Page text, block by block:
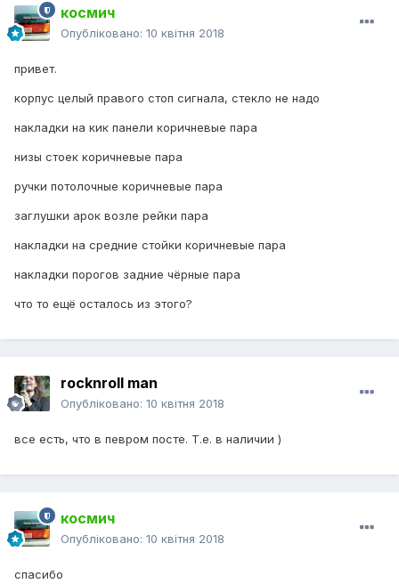
космич
Опубліковано: 10 квітня 2018
привет.
корпус целый правого стоп сигнала, стекло не надо
накладки на кик панели коричневые пара
низы стоек коричневые пара
ручки потолочные коричневые пара
заглушки арок возле рейки пара
накладки на средние стойки коричневые пара
накладки порогов задние чёрные пара
что то ещё осталось из этого?
rocknroll man
Опубліковано: 10 квітня 2018
все есть, что в певром посте. Т.е. в наличии )
космич
Опубліковано: 10 квітня 2018
спасибо